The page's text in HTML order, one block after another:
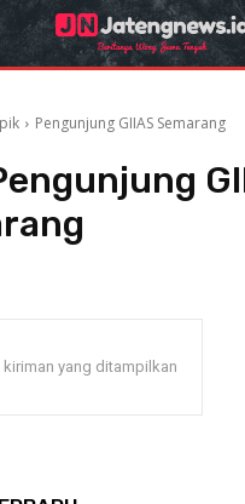
Pengunjung GIIAS Semarang
yang ditampilkan